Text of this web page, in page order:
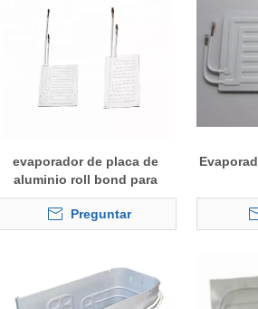
evaporador de placa de
aluminio roll bond para
almacenamiento en frío
Preguntar